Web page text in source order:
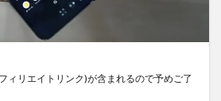
ィリエイトリンク)が含まれるので予めご了